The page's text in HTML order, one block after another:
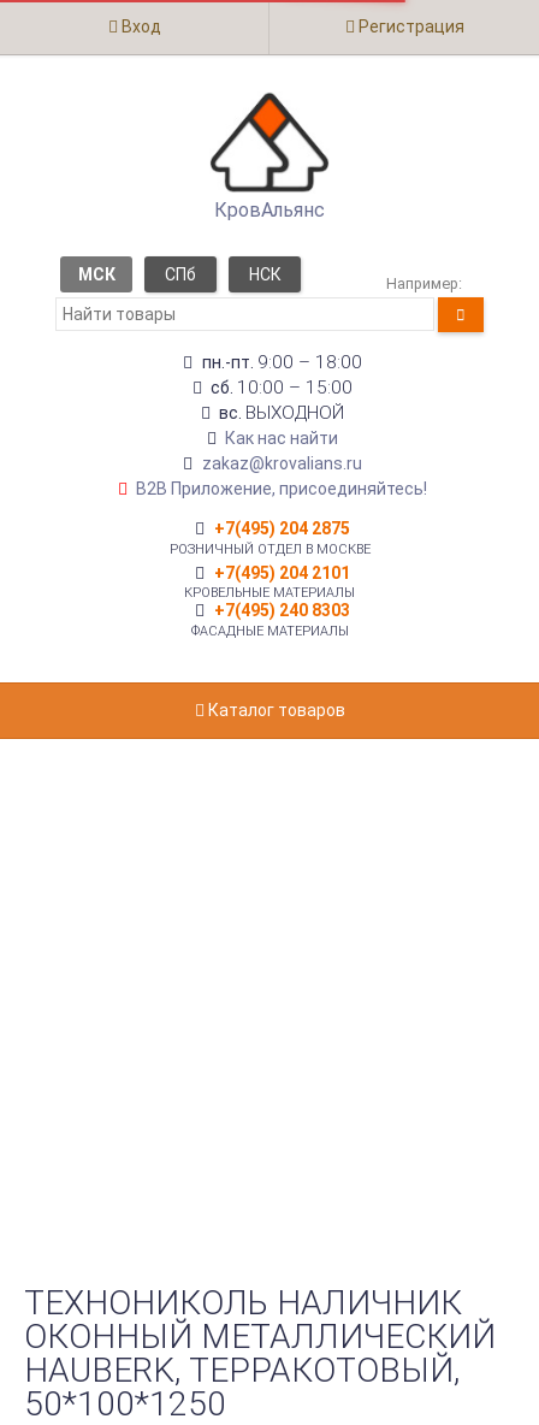
Вход Регистрация
КровАльянс
МСК СПб НСК Например:
пн.-пт. 9:00 – 18:00
сб. 10:00 – 15:00
вс. ВЫХОДНОЙ
Как нас найти
zakaz@krovalians.ru
B2B Приложение, присоединяйтесь!
+7(495) 204 2875
РОЗНИЧНЫЙ ОТДЕЛ В МОСКВЕ
+7(495) 204 2101
КРОВЕЛЬНЫЕ МАТЕРИАЛЫ
+7(495) 240 8303
ФАСАДНЫЕ МАТЕРИАЛЫ
Каталог товаров
ТЕХНОНИКОЛЬ НАЛИЧНИК
ОКОННЫЙ МЕТАЛЛИЧЕСКИЙ
HAUBERK, ТЕРРАКОТОВЫЙ,
50*100*1250